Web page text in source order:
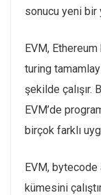
sonucu yeni bir
EVM,
turing
şekilde çalışır.
EVM’de
birçok farklı
EVM,
kümesini